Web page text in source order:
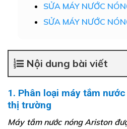
SỬA MÁY NƯỚC
SỬA MÁY NƯỚC
Nội dung bài viết
1. Phân loại máy tắm
thị trường
Máy tắm nước nóng Ariston